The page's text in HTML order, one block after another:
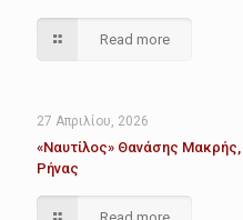
Read more
27 Απριλίου, 2026
«Ναυτίλος» Θανάσης
Ρήνας